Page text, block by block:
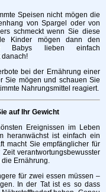
Speisen nicht mögen die
von Spargel oder von
schmeckt wenn Sie diese
Kinder mögen dann den
Babys lieben einfach
bei der Ernährung einer
Sie mögen und schauen Sie
Nahrungsmittel reagiert.
auf Ihr Gewicht
Ereignissen im Leben
heranwächst ist einfach ein
macht Sie empfänglicher für
verantwortungsbewusster
Ernährung.
für zwei essen müssen –
In der Tat ist es so dass